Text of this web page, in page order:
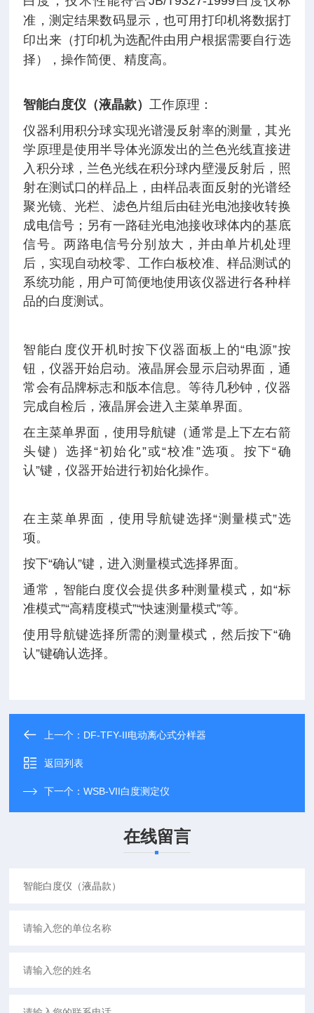
准，测定结果数码显示，也可用打印机将数据打
印出来（打印机为选配件由用户根据需要自行选
择），操作简便、精度高。
智能白度仪（液晶款）工作原理：
仪器利用积分球实现光谱漫反射率的测量，其光
学原理是使用半导体光源发出的兰色光线直接进
入积分球，兰色光线在积分球内壁漫反射后，照
射在测试口的样品上，由样品表面反射的光谱经
聚光镜、光栏、滤色片组后由硅光电池接收转换
成电信号；另有一路硅光电池接收球体内的基底
信号。两路电信号分别放大，并由单片机处理
后，实现自动校零、工作白板校准、样品测试的
系统功能，用户可简便地使用该仪器进行各种样
品的白度测试。
智能白度仪开机时按下仪器面板上的“电源”按
钮，仪器开始启动。 液晶屏会显示启动界面，通
常会有品牌标志和版本信息。等待几秒钟，仪器
完成自检后，液晶屏会进入主菜单界面。
在主菜单界面，使用导航键（通常是上下左右箭
头键）选择“初始化”或“校准”选项。按下“确
认”键，仪器开始进行初始化操作。
在主菜单界面，使用导航键选择“测量模式”选
项。
按下“确认”键，进入测量模式选择界面。
通常，智能白度仪会提供多种测量模式，如“标
准模式”“高精度模式”“快速测量模式”等。
使用导航键选择所需的测量模式，然后按下“确
认”键确认选择。
上一个： DF-TFY-II电动离心式分样器
返回列表
下一个：WSB-VII白度测定仪
在线留言